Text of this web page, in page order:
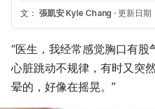
文： 張凱安 Kyle Chang · 更新日
“医生，我经常感觉胸口有
心脏跳动不规律，有时又突
晕的，好像在摇晃。”